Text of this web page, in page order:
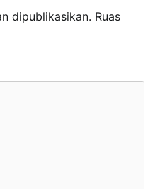
dipublikasikan. Ruas